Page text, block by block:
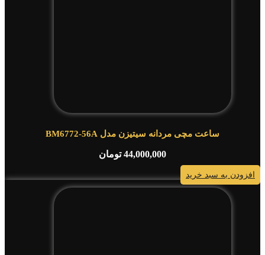
ساعت مچی مردانه سیتیزن مدل BM6772-56A
44,000,000 تومان
افزودن به سبد خرید